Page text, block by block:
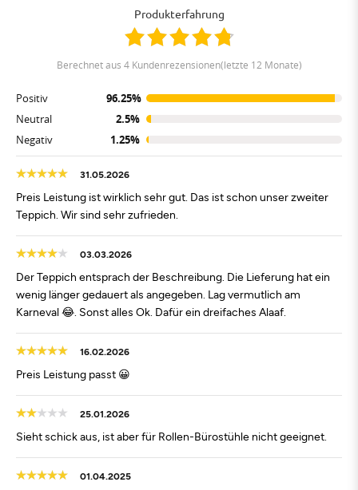
Produkterfahrung
berechnet aus 4 Kundenrezensionen(letzte 12 Monate)
Positiv
96.25%
Neutral
2.5%
Negativ
1.25%
31.05.2026
Preis Leistung ist wirklich sehr gut. Das ist schon unser zweiter
Teppich. Wir sind sehr zufrieden.
03.03.2026
Der Teppich entsprach der Beschreibung. Die Lieferung hat ein
wenig länger gedauert als angegeben. Lag vermutlich am
Karneval 😂. Sonst alles Ok. Dafür ein dreifaches Alaaf.
16.02.2026
Preis Leistung passt 😀
25.01.2026
Sieht schick aus, ist aber für Rollen-Bürostühle nicht geeignet.
01.04.2025